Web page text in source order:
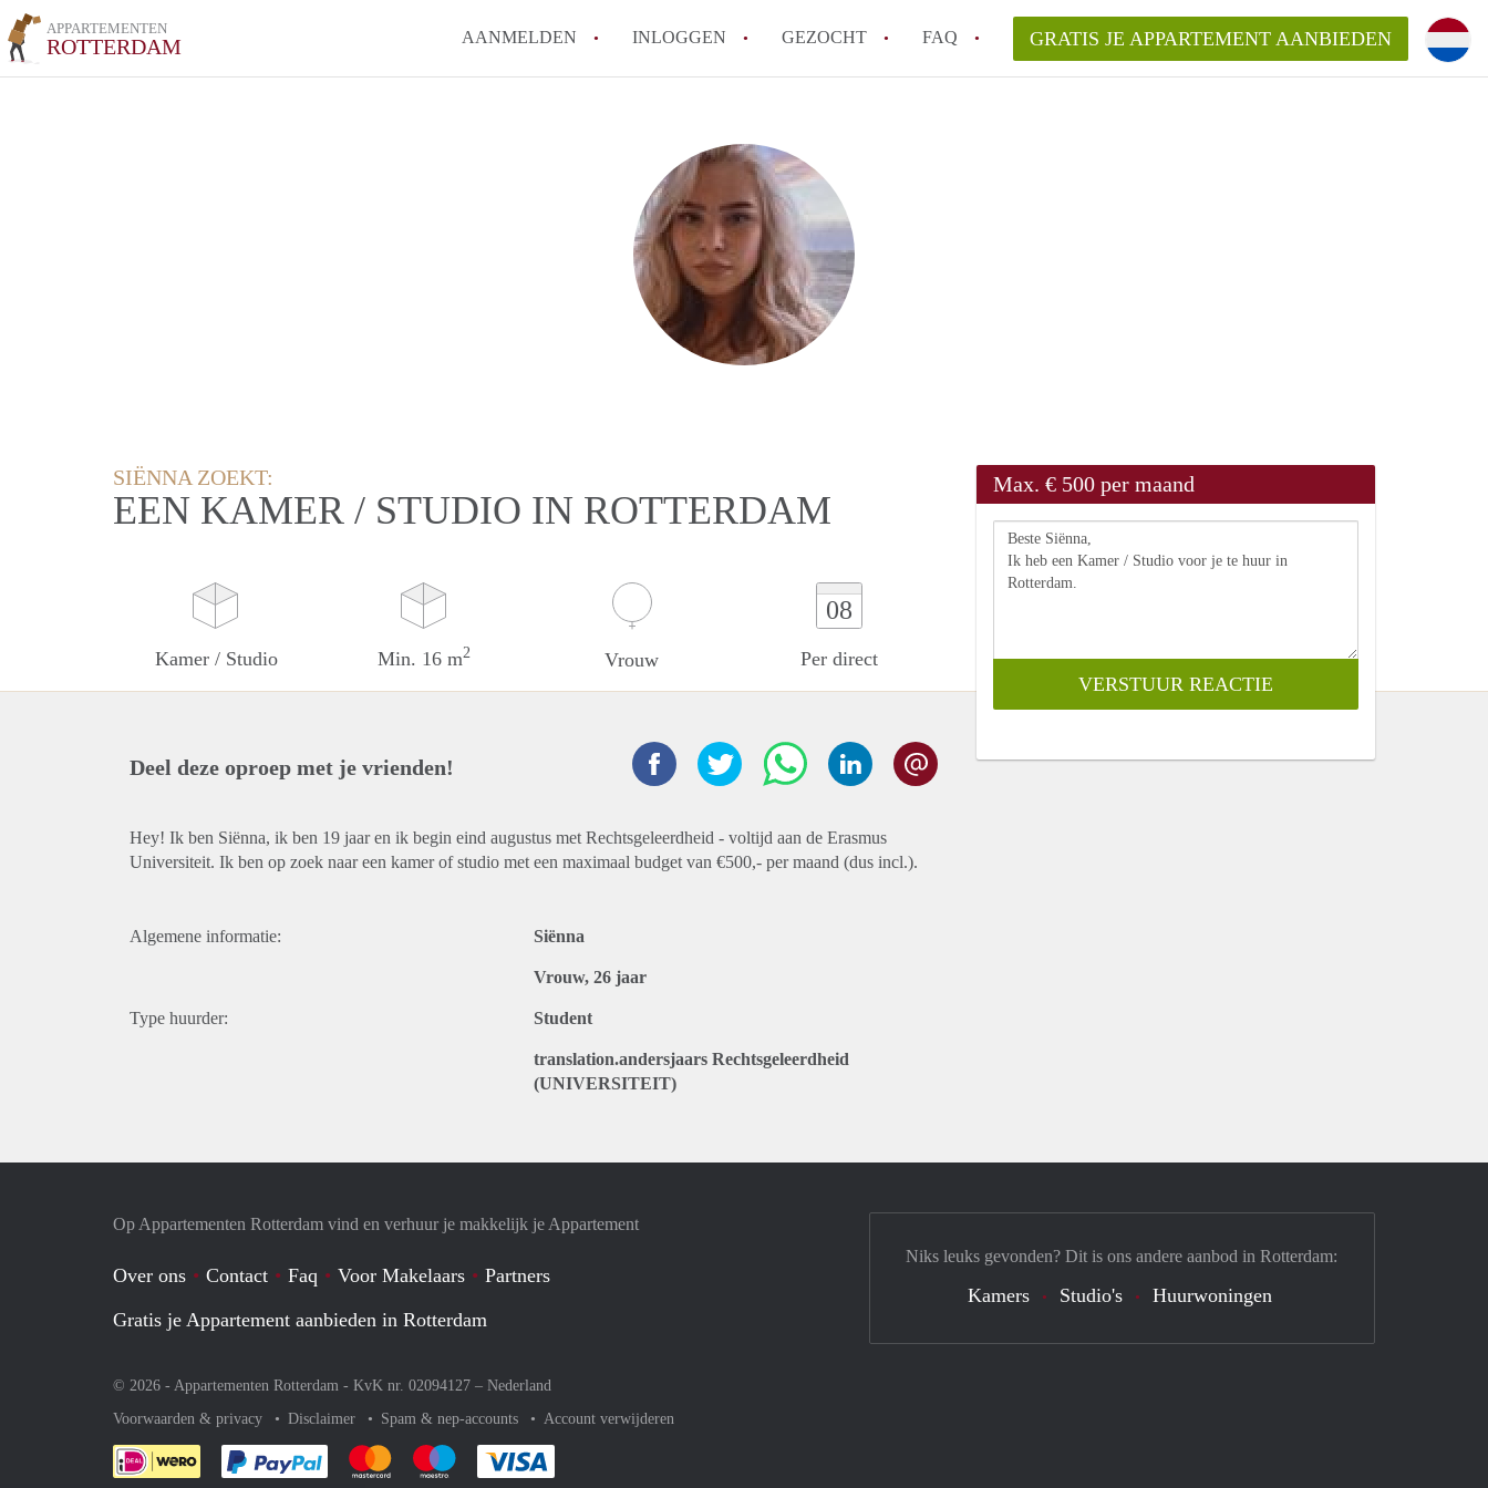
APPARTEMENTEN
ROTTERDAM AANMELDEN INLOGGEN GEZOCHT FAQ
How to translate AppartementRotterdam!
Wat is AppartementenRotterdam?
Hoeveel kost het om te reageren op een Appartement in Rotterdam?
Wat is de privacyverklaring van AppartementenRotterdam?
Berekent AppartementenRotterdam
makelaarsvergoeding/bemiddelingsvergoeding?
Alle veelgestelde vragen
GRATIS JE APPARTEMENT AANBIEDEN
SIËNNA ZOEKT:
EEN KAMER / STUDIO IN ROTTERDAM
Kamer / Studio Min. 16 m2 Vrouw
08
Per direct
Max. € 500 per maand
Deel deze oproep met je vrienden!
Hey! Ik ben Siënna, ik ben 19 jaar en ik begin eind augustus met Rechtsgeleerdheid - voltijd aan de Erasmus
Universiteit. Ik ben op zoek naar een kamer of studio met een maximaal budget van €500,- per maand (dus incl.).
Algemene informatie: Siënna
Vrouw, 26 jaar
Type huurder: Student
translation.andersjaars Rechtsgeleerdheid
(UNIVERSITEIT)
Op Appartementen Rotterdam vind en verhuur je makkelijk je Appartement
Over ons Contact Faq Voor Makelaars
Partners
Gratis je Appartement aanbieden in Rotterdam
© 2026 - Appartementen Rotterdam - KvK nr. 02094127 – Nederland
Voorwaarden & privacy
Disclaimer Spam & nep-accounts Account verwijderen
Je rekent gemakkelijk af met Paypal
Je rekent gemakkelijk af met Mastercard
Je rekent gemakkelijk af met Meastro
Niks leuks gevonden? Dit is ons andere aanbod in Rotterdam:
Kamers Studio's Huurwoningen